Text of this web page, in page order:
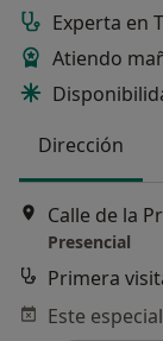
Experta en
Atiendo
Dirección
Calle de la
Presencial
Primera